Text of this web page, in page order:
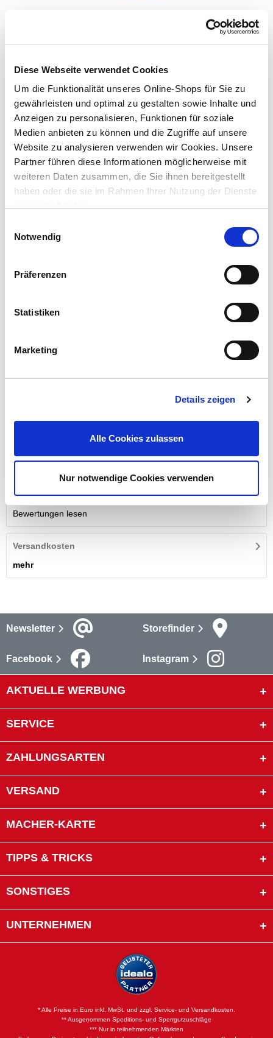
Diese Webseite verwendet Cookies
Um die Funktionalität unseres Online-Shops für Sie zu
gewährleisten und optimal zu gestalten sowie Inhalte und
Anzeigen zu personalisieren, Funktionen für soziale
Medien anbieten zu können und die Zugriffe auf unsere
Website zu analysieren verwenden wir Cookies. Unsere
Partner führen diese Informationen möglicherweise mit
weiteren Daten zusammen, die Sie ihnen bereitgestellt
haben oder die sie im Rahmen Ihrer Nutzung der Dienste
Notwendig
Präferenzen
Statistiken
Marketing
Details zeigen
Alle Cookies zulassen
Nur notwendige Cookies verwenden
Dieser Artikel kann über Abholung im Markt nicht
Menge
In den Warenkorb
Merken
ZUBEHÖR UND PASSENDE ARTIKEL:
Die LED-Fluchtwegleuchte gewährleistet mit ihren 20 SMD-
Rettungswegen gemäß DIN EN 1838.mehr
Bewertungen (1)
Bewertungen lesen
Versandkosten
mehr
Newsletter Storefinder
Facebook Instagram
AKTUELLE WERBUNG
SERVICE
ZAHLUNGSARTEN
VERSAND
MACHER-KARTE
TIPPS & TRICKS
SONSTIGES
UNTERNEHMEN
* Alle Preise in Euro inkl. MwSt. und zzgl. Service- und Versandkosten.
** Ausgenommen Speditions- und Sperrgutzuschläge
*** Nur in teilnehmenden Märkten